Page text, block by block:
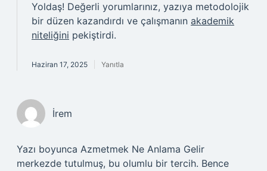
Yoldaş! Değerli yorumlarınız, yazıya metodolojik
bir düzen kazandırdı ve çalışmanın akademik
niteliğini pekiştirdi.
Haziran 17, 2025 Yanıtla
İrem
Yazı boyunca Azmetmek Ne Anlama Gelir
merkezde tutulmuş, bu olumlu bir tercih. Bence